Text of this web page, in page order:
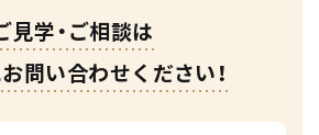
見学・ご相談は
問い合わせください！